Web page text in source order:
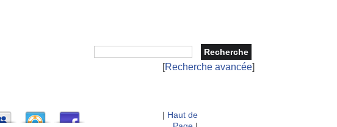
[Recherche avancée]
| Haut de